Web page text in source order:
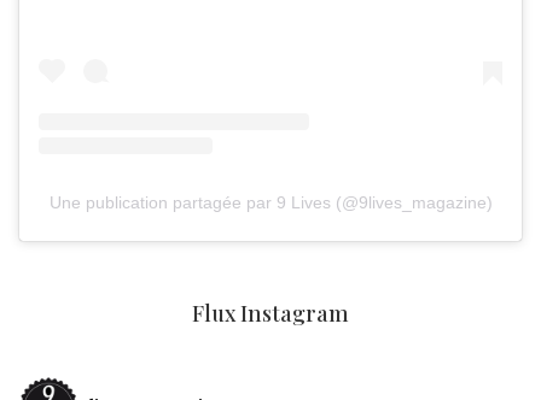
Une publication partagée par 9 Lives (@9lives_magazine)
Flux Instagram